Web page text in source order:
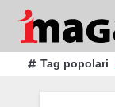
Salta
contenutoTag popolari